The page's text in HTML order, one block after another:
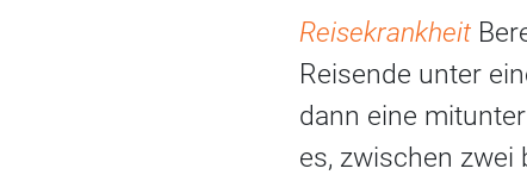
Reisekrankheit
Reisende unter
dann eine
es, zwischen zwei